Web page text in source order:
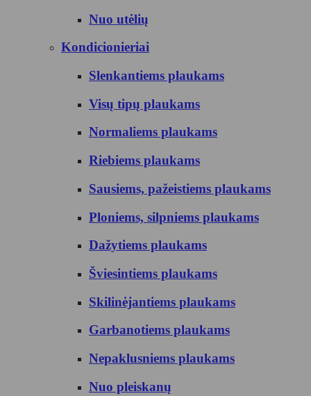
Nuo utėlių
Kondicionieriai
Slenkantiems plaukams
Visų tipų plaukams
Normaliems plaukams
Riebiems plaukams
Sausiems, pažeistiems plaukams
Ploniems, silpniems plaukams
Dažytiems plaukams
Šviesintiems plaukams
Skilinėjantiems plaukams
Garbanotiems plaukams
Nepaklusniems plaukams
Nuo pleiskanų